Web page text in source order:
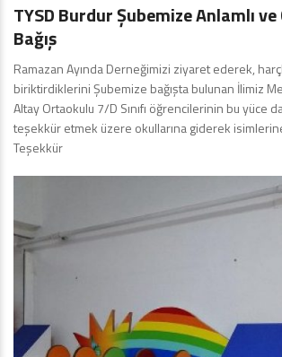
TYSD Burdur Şubemize Anlamlı
Bağış
Ramazan Ayında Derneğimizi ziyaret ederek,
biriktirdiklerini Şubemize bağışta bulunan İlimiz
Altay Ortaokulu 7/D Sınıfı öğrencilerinin bu yüce
teşekkür etmek üzere okullarına giderek
Teşekkür